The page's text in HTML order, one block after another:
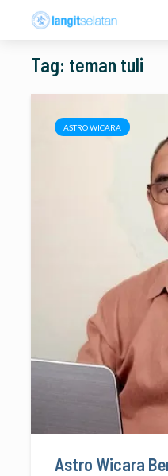
Tag: teman tuli
ASTRO WICARA
Astro Wicara